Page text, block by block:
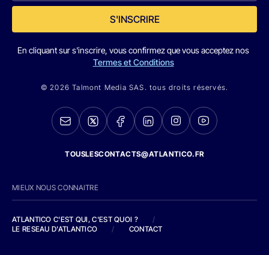
S'INSCRIRE
En cliquant sur s'inscrire, vous confirmez que vous acceptez nos
Termes et Conditions
© 2026 Talmont Media SAS. tous droits réservés.
TOUSLESCONTACTS@ATLANTICO.FR
MIEUX NOUS CONNAITRE
ATLANTICO C'EST QUI, C'EST QUOI ?
/
LE RESEAU D'ATLANTICO
/ CONTACT